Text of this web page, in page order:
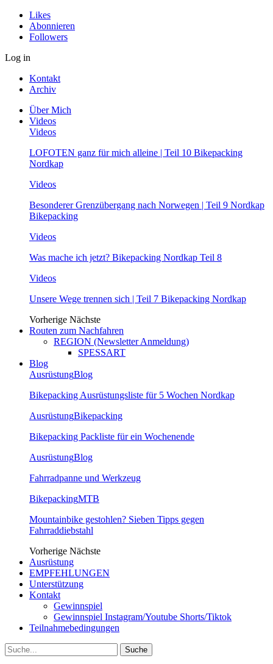
Likes
Abonnieren
Followers
Log in
Kontakt
Archiv
Über Mich
Videos
Videos
LOFOTEN ganz für mich alleine | Teil 10 Bikepacking
Nordkap
Videos
Besonderer Grenzübergang nach Norwegen | Teil 9 Nordkap
Bikepacking
Videos
Was mache ich jetzt? Bikepacking Nordkap Teil 8
Videos
Unsere Wege trennen sich | Teil 7 Bikepacking Nordkap
Vorherige Nächste
Routen zum Nachfahren
REGION (Newsletter Anmeldung)
SPESSART
Blog
AusrüstungBlog
Bikepacking Ausrüstungsliste für 5 Wochen Nordkap
AusrüstungBikepacking
Bikepacking Packliste für ein Wochenende
AusrüstungBlog
Fahrradpanne und Werkzeug
BikepackingMTB
Mountainbike gestohlen? Sieben Tipps gegen
Fahrraddiebstahl
Vorherige Nächste
Ausrüstung
EMPFEHLUNGEN
Unterstützung
Kontakt
Gewinnspiel
Gewinnspiel Instagram/Youtube Shorts/Tiktok
Teilnahmebedingungen